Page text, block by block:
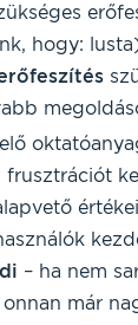
hogy:
frusztrációt
– ha nem
már